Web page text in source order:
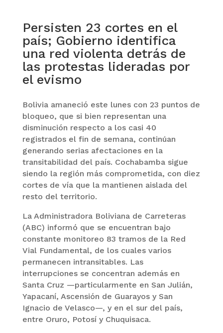
Persisten 23 cortes en el
país; Gobierno identifica
una red violenta detrás de
las protestas lideradas por
el evismo
Bolivia amaneció este lunes con 23 puntos de
bloqueo, que si bien representan una
disminución respecto a los casi 40
registrados el fin de semana, continúan
generando serias afectaciones en la
transitabilidad del país. Cochabamba sigue
siendo la región más comprometida, con diez
cortes de vía que la mantienen aislada del
resto del territorio.
La Administradora Boliviana de Carreteras
(ABC) informó que se encuentran bajo
constante monitoreo 83 tramos de la Red
Vial Fundamental, de los cuales varios
permanecen intransitables. Las
interrupciones se concentran además en
Santa Cruz —particularmente en San Julián,
Yapacaní, Ascensión de Guarayos y San
Ignacio de Velasco—, y en el sur del país,
entre Oruro, Potosí y Chuquisaca.